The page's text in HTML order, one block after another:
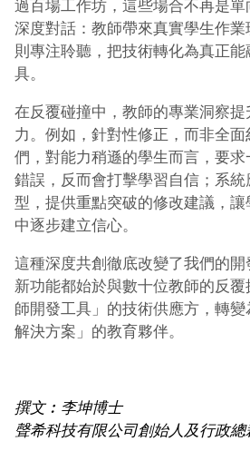
過百場工作坊，這些場合不再是
深度對話：教師帶來真實學生作
則專注聆聽，把技術轉化為真正
具。
在反覆碰撞中，教師的專業洞察
力。例如，針對性修正，而非全
們，對能力稍遜的學生而言，要
錯誤，反而會打擊學習自信；系
型，提供重點突破的修改建議，
中逐步建立信心。
這種深度共創徹底改變了我們的
新功能都始於與數十位教師的反
師開發工具」的技術供應方，轉
解決方案」的教育夥伴。
撰文︰ 李坤博士
聲希科技有限公司創始人及行政總